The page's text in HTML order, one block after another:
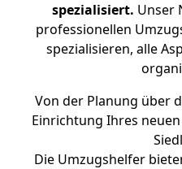
spezialisiert. Unser
professionellen
spezialisieren, alle
Von der Planung über
Einrichtung Ihres
Die Umzugshelfer